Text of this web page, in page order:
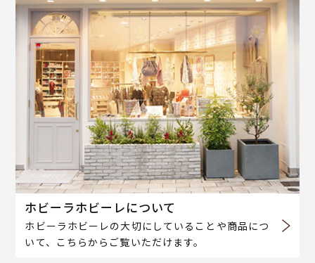
ホビーラホビーレについて
ホビーラホビーレの大切にしていることや商品につ
いて、こちらからご覧いただけます。